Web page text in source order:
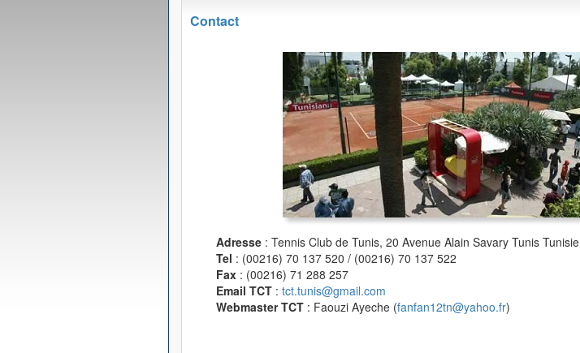
Contact
Adresse : Tennis Club de Tunis, 20 Avenue Alain Savary Tunis Tunisie
Tel : (00216) 70 137 520 / (00216) 70 137 522
Fax : (00216) 71 288 257
Email TCT : tct.tunis@gmail.com
Webmaster TCT : Faouzi Ayeche (fanfan12tn@yahoo.fr)